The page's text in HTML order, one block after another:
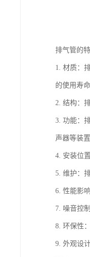
排气管的
1. 材质：
的使用寿命
2. 结构：
3. 功能：
声器等装
4. 安装位
5. 维护：
6. 性能影
7. 噪音控
8. 环保性
9. 外观设